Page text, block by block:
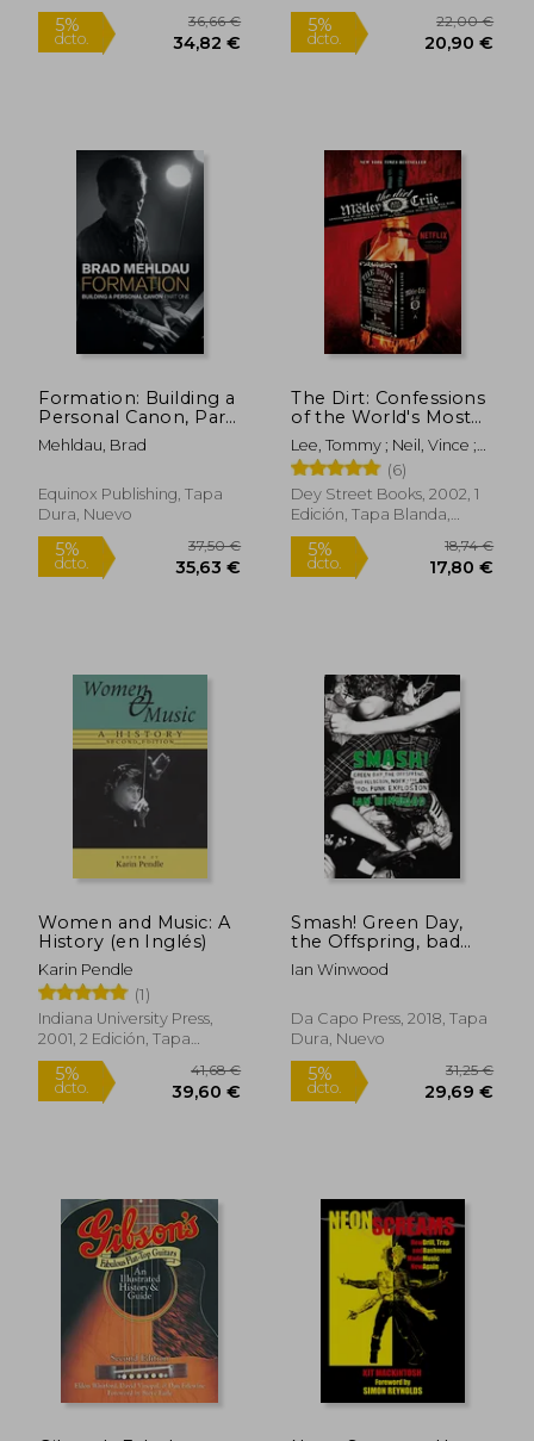
5% 5%
dcto.
5%
dcto.
Formation: Building a
Personal Canon, Part
1 (en Inglés)
Mehldau, Brad
Equinox Publishing, Tapa
Dura, Nuevo
5%
The Dirt: Confessions
of the World's Most
Notorious Rock Band
(en Inglés)
Lee, Tommy ; Neil, Vince ;
Sixx, Nikki
(6)
Dey Street Books, 2002, 1
Edición, Tapa Blanda,
Nuevo
5%
Women and Music: A
History (en Inglés)
Karin Pendle
(1)
Indiana University Press,
2001, 2 Edición, Tapa
Blanda, Nuevo
Smash! Green Day,
the Offspring, bad
Religion, Nofx, and
the '90S Punk
Ian Winwood
Da Capo Press, 2018, Tapa
Dura, Nuevo